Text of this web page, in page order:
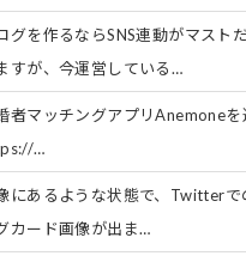
グを作るならSNS連動がマスト
すが、今運営している…
者マッチングアプリAnemone
…
にあるような状態で、Twitterで
カード画像が出ま…